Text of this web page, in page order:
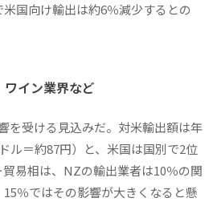
国向け輸出は約6％減少するとの
イン業界など
を受ける見込みだ。対米輸出額は年
ル＝約87円）と、米国は国別で2位
易相は、NZの輸出業者は10％の関
％ではその影響が大きくなると懸